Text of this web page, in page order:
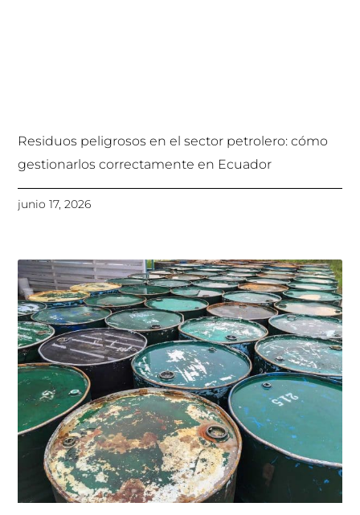
Residuos peligrosos en el sector petrolero: cómo
gestionarlos correctamente en Ecuador
junio 17, 2026